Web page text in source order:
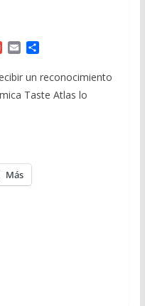
G
a
i
l
E
a
i
l
C
m
p
a
un reconocimiento
Taste Atlas lo
Más